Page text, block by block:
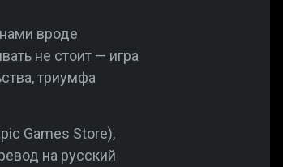
вроде
не стоит — игра
триумфа
Games Store),
на русский